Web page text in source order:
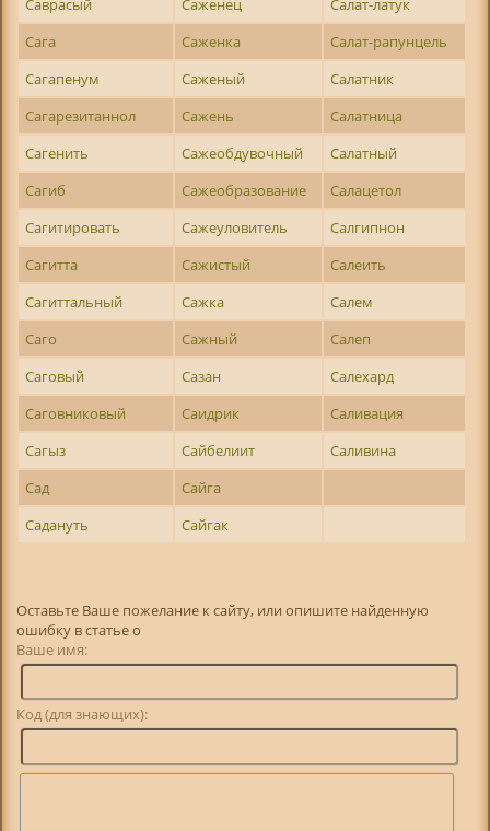
Сага
Саженка
Салат-рапунцель
Сагапенум
Саженый
Салатник
Сагарезитаннол
Сажень
Салатница
Сагенить
Сажеобдувочный
Салатный
Сагиб
Сажеобразование
Салацетол
Сагитировать
Сажеуловитель
Салгипнон
Сагитта
Сажистый
Салеить
Сагиттальный
Сажка
Салем
Саго
Сажный
Салеп
Саговый
Сазан
Салехард
Саговниковый
Саидрик
Саливация
Сагыз
Сайбелиит
Саливина
Сад
Сайга
Садануть
Сайгак
Оставьте Ваше пожелание к сайту, или опишите найденную
ошибку в статье о
Ваше имя:
Код (для знающих):